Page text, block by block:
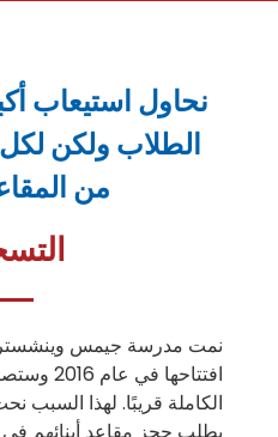
نحاول استيعاب
الطلاب ولكن
من
نمت مدرسة جيمس وينشستر
افتتاحها
الكاملة قريبًا. لهذا السبب